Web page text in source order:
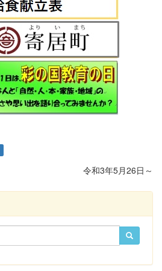
令和3年5月26日～